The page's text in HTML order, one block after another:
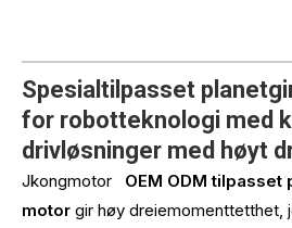
Spesialtilpasset
for robotteknologi med
drivløsninger med høyt
Jkongmotor OEM ODM tilpasset
motor gir høy dreiemomenttetthet,